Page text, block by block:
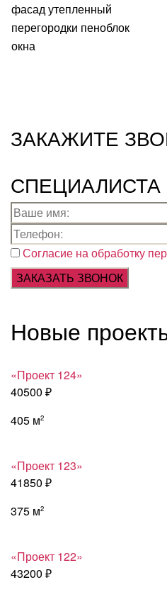
фасад утепленный
перегородки пеноблок
окна
ЗАКАЖИТЕ
СПЕЦИАЛИСТА
Согласие на обработку
Новые
«Проект 124»
40500 ₽
405 м2
«Проект 123»
41850 ₽
375 м2
«Проект 122»
43200 ₽